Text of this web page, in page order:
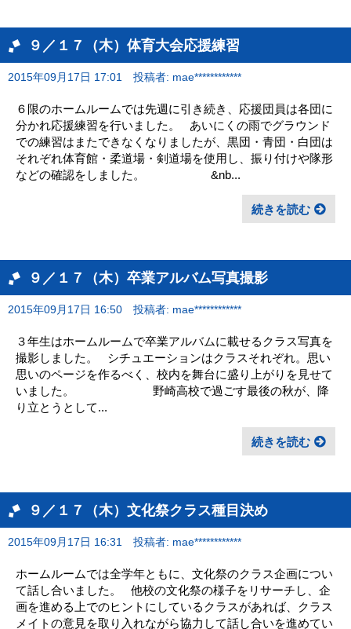
９／１７（木）体育大会応援練習
2015年09月17日 17:01 投稿者: mae************
６限のホームルームでは先週に引き続き、応援団員は各団に
分かれ応援練習を行いました。 あいにくの雨でグラウンド
での練習はまたできなくなりましたが、黒団・青団・白団は
それぞれ体育館・柔道場・剣道場を使用し、振り付けや隊形
などの確認をしました。 &nb...
続きを読む
９／１７（木）卒業アルバム写真撮影
2015年09月17日 16:50 投稿者: mae************
３年生はホームルームで卒業アルバムに載せるクラス写真を
撮影しました。 シチュエーションはクラスそれぞれ。思い
思いのページを作るべく、校内を舞台に盛り上がりを見せて
いました。 野崎高校で過ごす最後の秋が、降
り立とうとして...
続きを読む
９／１７（木）文化祭クラス種目決め
2015年09月17日 16:31 投稿者: mae************
ホームルームでは全学年ともに、文化祭のクラス企画につい
て話し合いました。 他校の文化祭の様子をリサーチし、企
画を進める上でのヒントにしているクラスがあれば、クラス
メイトの意見を取り入れながら協力して話し合いを進めてい